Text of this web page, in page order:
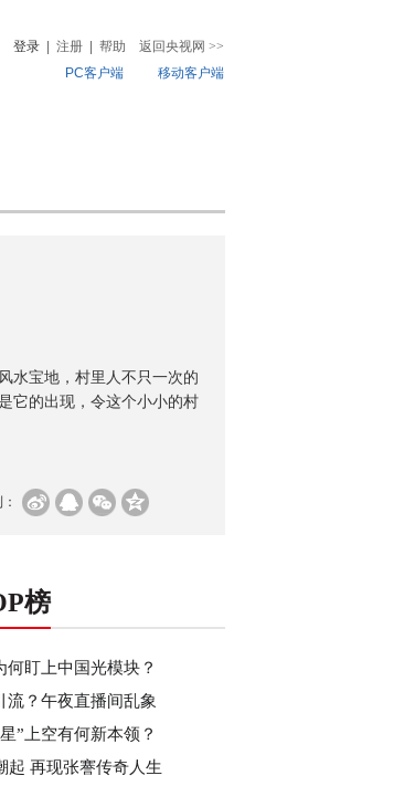
登录 注册 帮助 返回央视网 >>
PC客户端
移动客户端
水宝地，村里人不只一次的
它的出现，令这个小小的村
榜
何盯上中国光模块？
流？午夜直播间乱象
”上空有何新本领？
起 再现张謇传奇人生